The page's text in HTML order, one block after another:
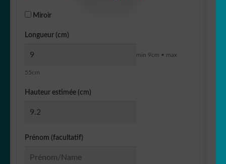
Miroir
Longueur (cm)
min 9cm • max
55cm
Hauteur estimée (cm)
Prénom (facultatif)